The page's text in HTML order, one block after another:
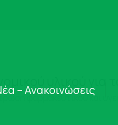
– Ανακοινώσεις
υλικού για
φαρμακευτικού και